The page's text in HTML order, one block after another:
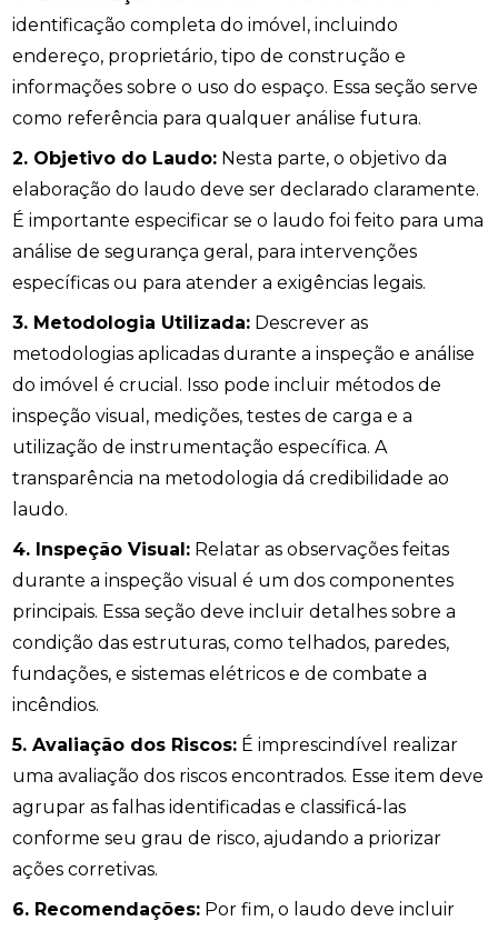
identificação completa do imóvel, incluindo
endereço, proprietário, tipo de construção e
informações sobre o uso do espaço. Essa seção serve
como referência para qualquer análise futura.
2. Objetivo do Laudo: Nesta parte, o objetivo da
elaboração do laudo deve ser declarado claramente.
É importante especificar se o laudo foi feito para uma
análise de segurança geral, para intervenções
específicas ou para atender a exigências legais.
3. Metodologia Utilizada: Descrever as
metodologias aplicadas durante a inspeção e análise
do imóvel é crucial. Isso pode incluir métodos de
inspeção visual, medições, testes de carga e a
utilização de instrumentação específica. A
transparência na metodologia dá credibilidade ao
laudo.
4. Inspeção Visual: Relatar as observações feitas
durante a inspeção visual é um dos componentes
principais. Essa seção deve incluir detalhes sobre a
condição das estruturas, como telhados, paredes,
fundações, e sistemas elétricos e de combate a
incêndios.
5. Avaliação dos Riscos: É imprescindível realizar
uma avaliação dos riscos encontrados. Esse item deve
agrupar as falhas identificadas e classificá-las
conforme seu grau de risco, ajudando a priorizar
ações corretivas.
6. Recomendações: Por fim, o laudo deve incluir